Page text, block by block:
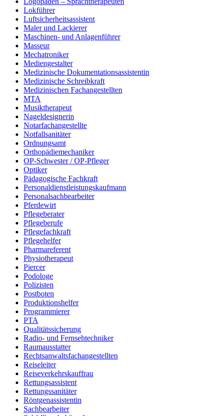
Lokführer
Luftsicherheitsassistent
Maler und Lackierer
Maschinen- und Anlagenführer
Masseur
Mechatroniker
Mediengestalter
Medizinische Dokumentationsassistentin
Medizinische Schreibkraft
Medizinischen Fachangestellten
MTA
Musiktherapeut
Nageldesignerin
Notarfachangestellte
Notfallsanitäter
Ordnungsamt
Orthopädiemechaniker
OP-Schwester / OP-Pfleger
Optiker
Pädagogische Fachkraft
Personaldienstleistungskaufmann
Personalsachbearbeiter
Pferdewirt
Pflegeberater
Pflegeberufe
Pflegefachkraft
Pflegehelfer
Pharmareferent
Physiotherapeut
Piercer
Podologe
Polizisten
Postboten
Produktionshelfer
Programmierer
PTA
Qualitätssicherung
Radio- und Fernsehtechniker
Raumausstatter
Rechtsanwaltsfachangestellten
Reiseleiter
Reiseverkehrskauffrau
Rettungsassistent
Rettungssanitäter
Röntgenassistentin
Sachbearbeiter